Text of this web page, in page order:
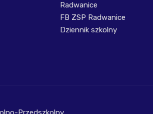
Radwanice
FB ZSP Radwanice
Dziennik szkolny